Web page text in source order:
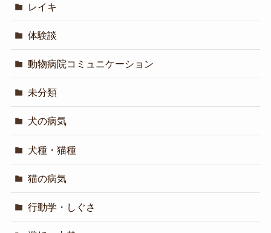
レイキ
体験談
動物病院コミュニケーション
未分類
犬の病気
犬種・猫種
猫の病気
行動学・しぐさ